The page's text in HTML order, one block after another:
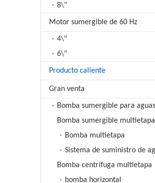
8\"
Motor sumergible de 60 Hz
4\"
6\"
Producto caliente
Gran venta
Bomba sumergible multietapa
Bomba multietapa
Bomba centrífuga multietapa
bomba horizontal